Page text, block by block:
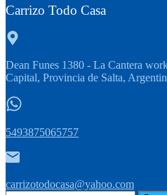
Carrizo Todo Casa
Dean Funes 1380 - La Cantera
Capital, Provincia de Salta,
5493875065757
carrizotodocasa@yahoo.com